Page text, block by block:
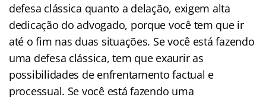
defesa clássica quanto a delação, exigem alta
dedicação do advogado, porque você tem que ir
até o fim nas duas situações. Se você está fazendo
uma defesa clássica, tem que exaurir as
possibilidades de enfrentamento factual e
processual. Se você está fazendo uma